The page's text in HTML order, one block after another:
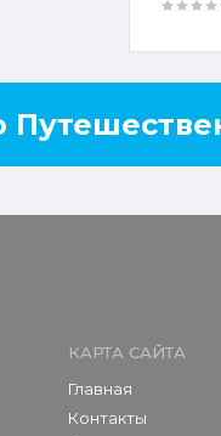
КАРТА САЙТА
Главная
Контакты